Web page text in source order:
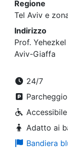
Regione
Tel Aviv e
Indirizzo
Prof.
Aviv-Giaffa
24/7
Parcheggio
Accessibile
Adatto ai
Bandiera